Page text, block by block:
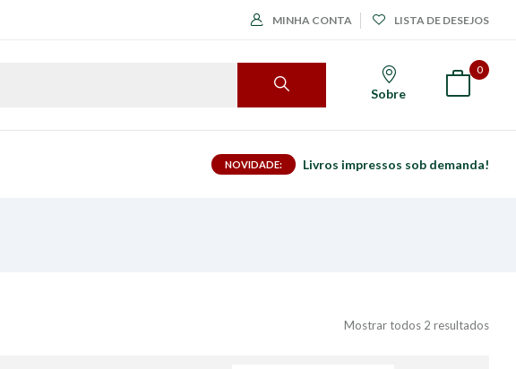
MINHA CONTA LISTA DE DESEJOS
Sobre
0
NOVIDADE: Livros impressos sob demanda!
Mostrar todos 2 resultados